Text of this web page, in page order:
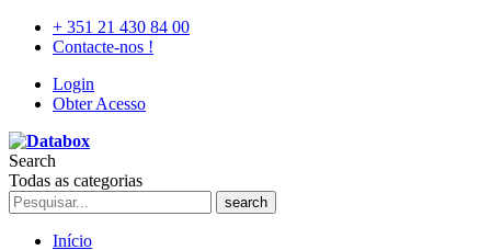
+ 351 21 430 84 00
Contacte-nos !
Login
Obter Acesso
Search
Todas as categorias
search
Início